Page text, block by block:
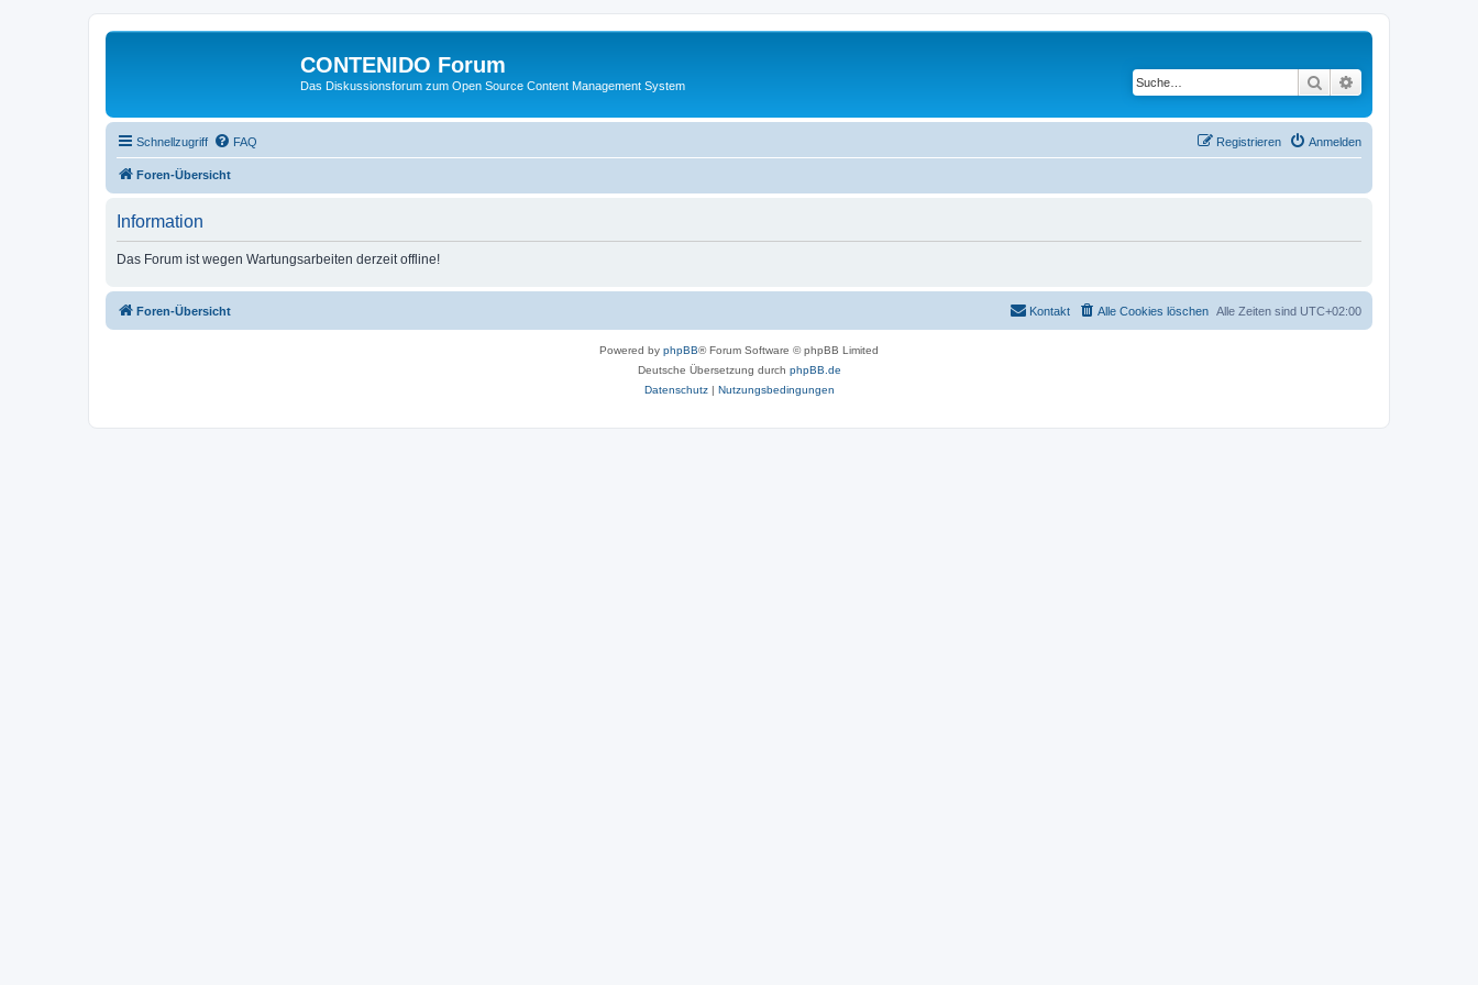
CONTENIDO Forum
Das Diskussionsforum zum Open Source Content Management System Suche
Schnellzugriff FAQ Anmelden
Registrieren
Foren-Übersicht
Information
Das Forum ist wegen Wartungsarbeiten derzeit offline!
Foren-Übersicht Alle Zeiten sind UTC+02:00
Alle Cookies löschen
Kontakt
Powered by phpBB® Forum Software © phpBB Limited
Deutsche Übersetzung durch phpBB.de
Datenschutz| Nutzungsbedingungen